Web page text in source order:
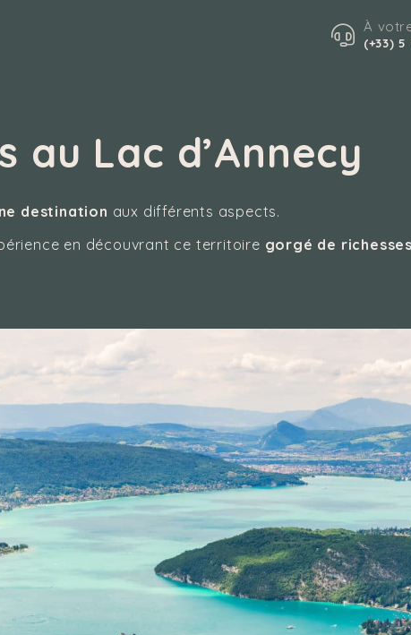
À
(+33) 5
au Lac d’Annecy
destination aux différents aspects.
en découvrant ce territoire gorgé de